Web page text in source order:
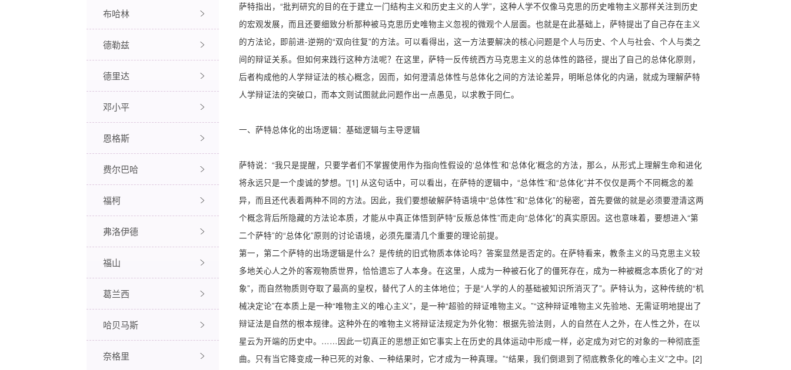
布哈林
德勒兹
德里达
邓小平
恩格斯
费尔巴哈
福柯
弗洛伊德
福山
葛兰西
哈贝马斯
奈格里
萨特指出，“批判研究的目的在于建立一门结构主义和历史主义的人学”，这种人学不仅像马克思的历史唯物主义那样关注到历史
的宏观发展，而且还要细致分析那种被马克思历史唯物主义忽视的微观个人层面。也就是在此基础上，萨特提出了自己存在主义
的方法论，即前进-逆朔的“双向往复”的方法。可以看得出，这一方法要解决的核心问题是个人与历史、个人与社会、个人与类之
间的辩证关系。但如何来践行这种方法呢？在这里，萨特一反传统西方马克思主义的总体性的路径，提出了自己的总体化原则，
后者构成他的人学辩证法的核心概念，因而，如何澄清总体性与总体化之间的方法论差异，明晰总体化的内涵，就成为理解萨特
人学辩证法的突破口，而本文则试图就此问题作出一点愚见，以求教于同仁。
一、萨特总体化的出场逻辑：基础逻辑与主导逻辑
萨特说：“我只是提醒，只要学者们不掌握使用作为指向性假设的‘总体性’和‘总体化’概念的方法，那么，从形式上理解生命和进化
将永远只是一个虔诚的梦想。”[1] 从这句话中，可以看出，在萨特的逻辑中，“总体性”和“总体化”并不仅仅是两个不同概念的差
异，而且还代表着两种不同的方法。因此，我们要想破解萨特语境中“总体性”和“总体化”的秘密，首先要做的就是必须要澄清这两
个概念背后所隐藏的方法论本质，才能从中真正体悟到萨特“反叛总体性”而走向“总体化”的真实原因。这也意味着，要想进入“第
二个萨特”的“总体化”原则的讨论语境，必须先厘清几个重要的理论前提。
第一，第二个萨特的出场逻辑是什么？是传统的旧式物质本体论吗？答案显然是否定的。在萨特看来，教条主义的马克思主义较
多地关心人之外的客观物质世界，恰恰遗忘了人本身。在这里，人成为一种被石化了的僵死存在，成为一种被概念本质化了的“对
象”，而自然物质则夺取了最高的皇权，替代了人的主体地位；于是“人学的人的基础被知识所消灭了”。萨特认为，这种传统的“机
械决定论”在本质上是一种“唯物主义的唯心主义”，是一种“超验的辩证唯物主义。”“这种辩证唯物主义先验地、无需证明地提出了
辩证法是自然的根本规律。这种外在的唯物主义将辩证法规定为外化物：根据先验法则，人的自然在人之外，在人性之外，在以
星云为开端的历史中。……因此一切真正的思想正如它事实上在历史的具体运动中形成一样，必定成为对它的对象的一种彻底歪
曲。只有当它降变成一种已死的对象、一种结果时，它才成为一种真理。”“结果，我们倒退到了彻底教条化的唯心主义”之中。[2]